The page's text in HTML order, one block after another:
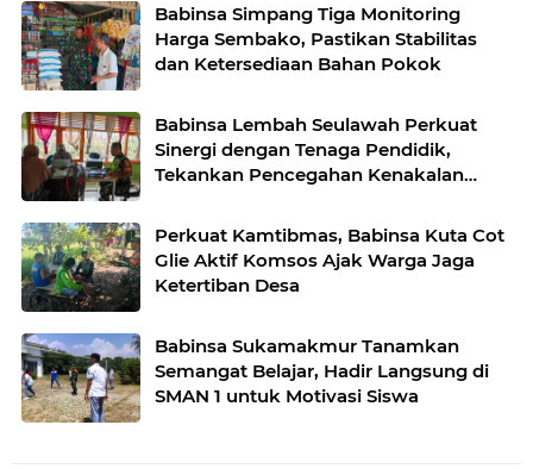
Babinsa Simpang Tiga Monitoring
Harga Sembako, Pastikan Stabilitas
dan Ketersediaan Bahan Pokok
Babinsa Lembah Seulawah Perkuat
Sinergi dengan Tenaga Pendidik,
Tekankan Pencegahan Kenakalan
Perkuat Kamtibmas, Babinsa Kuta Cot
Glie Aktif Komsos Ajak Warga Jaga
Ketertiban Desa
Babinsa Sukamakmur Tanamkan
Semangat Belajar, Hadir Langsung di
SMAN 1 untuk Motivasi Siswa